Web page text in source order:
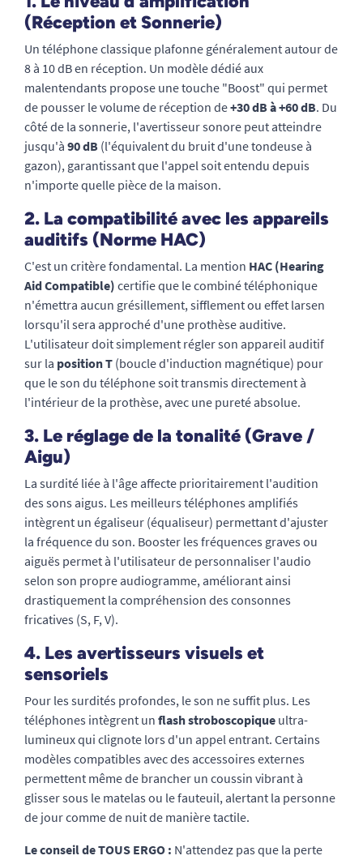
(Réception et Sonnerie)
Un téléphone classique plafonne généralement autour de
8 à 10 dB en réception. Un modèle dédié aux
malentendants propose une touche "Boost" qui permet
de pousser le volume de réception de+30 dB à +60 dB. Du
côté de la sonnerie, l'avertisseur sonore peut atteindre
jusqu'à 90 dB (l'équivalent du bruit d'une tondeuse à
gazon), garantissant que l'appel soit entendu depuis
n'importe quelle pièce de la maison.
2. La compatibilité avec les appareils
auditifs (Norme HAC)
C'est un critère fondamental. La mention HAC (Hearing
Aid Compatible) certifie que le combiné téléphonique
n'émettra aucun grésillement, sifflement ou effet larsen
lorsqu'il sera approché d'une prothèse auditive.
L'utilisateur doit simplement régler son appareil auditif
sur la position T (boucle d'induction magnétique) pour
que le son du téléphone soit transmis directement à
l'intérieur de la prothèse, avec une pureté absolue.
3. Le réglage de la tonalité (Grave /
Aigu)
La surdité liée à l'âge affecte prioritairement l'audition
des sons aigus. Les meilleurs téléphones amplifiés
intègrent un égaliseur (équaliseur) permettant d'ajuster
la fréquence du son. Booster les fréquences graves ou
aiguës permet à l'utilisateur de personnaliser l'audio
selon son propre audiogramme, améliorant ainsi
drastiquement la compréhension des consonnes
fricatives (S, F, V).
4. Les avertisseurs visuels et
sensoriels
Pour les surdités profondes, le son ne suffit plus. Les
téléphones intègrent un flash stroboscopique ultra-
lumineux qui clignote lors d'un appel entrant. Certains
modèles compatibles avec des accessoires externes
permettent même de brancher un coussin vibrant à
glisser sous le matelas ou le fauteuil, alertant la personne
de jour comme de nuit de manière tactile.
Le conseil de TOUS ERGO : N'attendez pas que la perte